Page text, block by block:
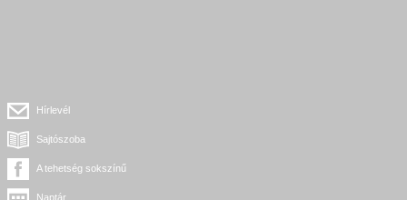
Hírlevél
Sajtószoba
A tehetség sokszínű
Naptár